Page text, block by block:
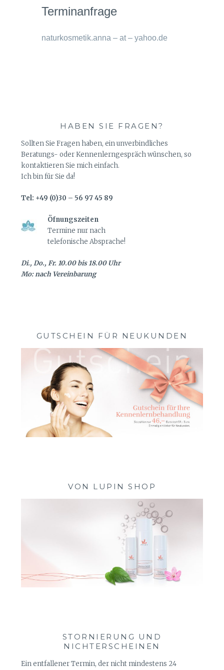
Terminanfrage
naturkosmetik.anna – at – yahoo.de
HABEN SIE FRAGEN?
Sollten Sie Fragen haben, ein unverbindliches
Beratungs- oder Kennenlerngespräch wünschen, so
kontaktieren Sie mich einfach.
Ich bin für Sie da!
Tel: +49 (0)30 – 56 97 45 89
Öfnungszeiten
Termine nur nach
telefonische Absprache!
Di., Do., Fr. 10.00 bis 18.00 Uhr
Mo: nach Vereinbarung
GUTSCHEIN FÜR NEUKUNDEN
VON LUPIN SHOP
STORNIERUNG UND
NICHTERSCHEINEN
Ein entfallener Termin, der nicht mindestens 24